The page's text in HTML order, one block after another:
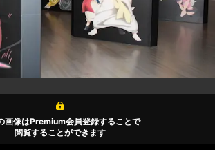
画像はPremium会員登録することで
閲覧することができます